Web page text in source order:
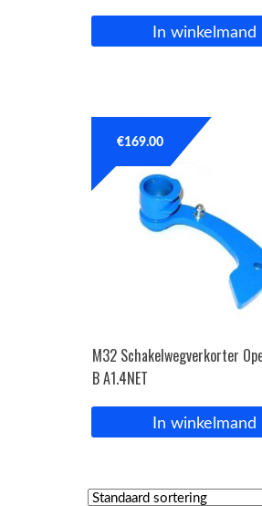
In winkelmand
M32 Schakelwegverkorter
B A1.4NET
€169.00
In winkelmand